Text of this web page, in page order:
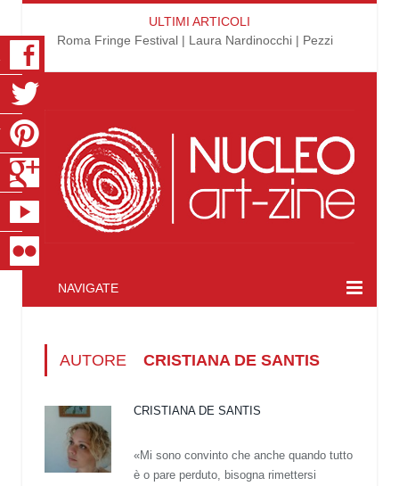
ULTIMI ARTICOLI
Roma Fringe Festival | Laura Nardinocchi | Pezzi
NAVIGATE
AUTORE CRISTIANA DE SANTIS
CRISTIANA DE SANTIS
«Mi sono convinto che anche quando tutto
è o pare perduto, bisogna rimettersi